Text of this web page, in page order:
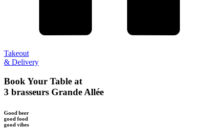
Takeout
& Delivery
Book Your Table at
3 brasseurs Grande Allée
Good beer
good food
good vibes